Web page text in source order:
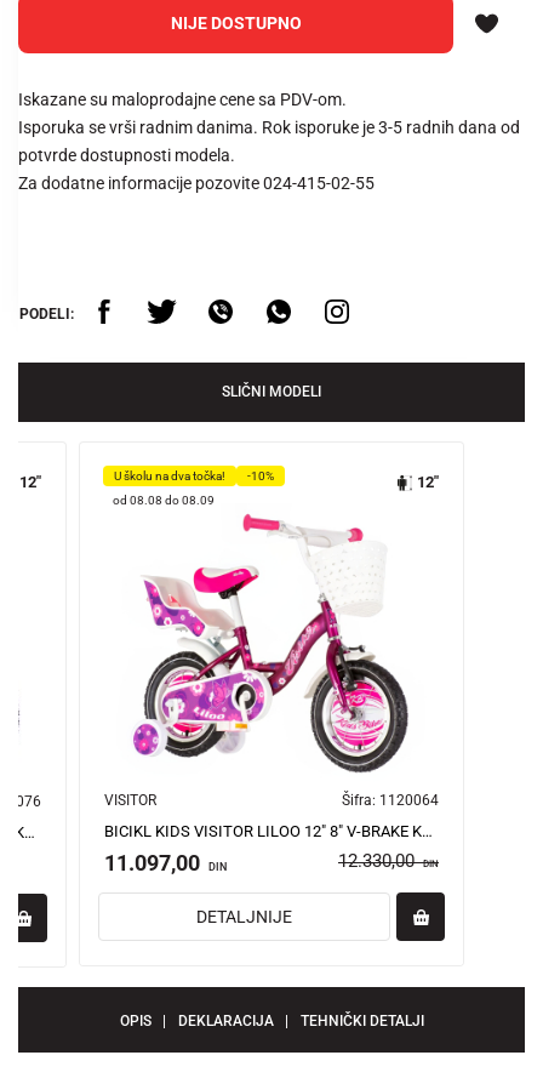
NIJE DOSTUPNO
Iskazane su maloprodajne cene sa PDV-om.
Isporuka se vrši radnim danima. Rok isporuke je 3-5 radnih dana od
potvrde dostupnosti modela.
Za dodatne informacije pozovite 024-415-02-55
PODELI:
SLIČNI MODELI
12"
BICIKL KIDS VISITOR LILOO 12" 8" V-BRAKE KONTRA 95-115CM (12") LJUBIČASTI MAT UV
U školu na dva točka!
-10%
od 08.08 do 08.09
12"
VISITOR Šifra: 1120064
BICIKL KIDS VISITOR LILOO 12" 8" V-BRAKE KONTRA 95-115 CM (12") LJUBIČASTI PERLA UV SJAJi
11.097,00 DIN 12.330,00 DIN
DETALJNIJE
OPIS DEKLARACIJA TEHNIČKI DETALJI